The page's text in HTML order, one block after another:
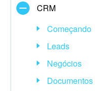
CRM
Começando
Leads
Negócios
Documentos